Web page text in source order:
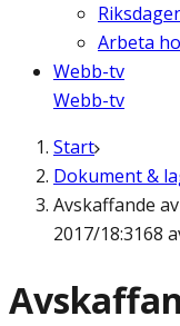
Arbeta
Webb-tv
Webb-tv
Start
Dokument &
Avskaffande
2017/18:3168